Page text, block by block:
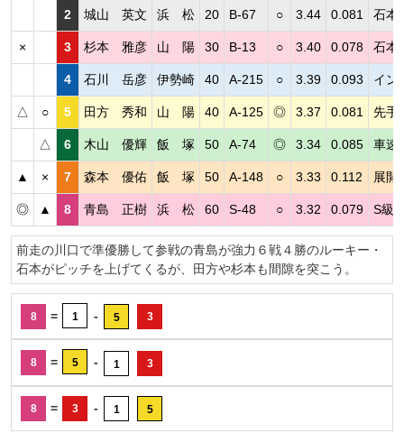
2 城山 英文 浜 松 20 B-67 ○ 3.44 0.081 石本
× 3 杉本 雅彦 山 陽 30 B-13 ○ 3.40 0.078 石本
4 石川 岳彦 伊勢崎 40 A-215 ○ 3.39 0.093 イン
△ ○ 5 田方 秀和 山 陽 40 A-125 ◎ 3.37 0.081 先手
△ 6 木山 優輝 飯 塚 50 A-74 ◎ 3.34 0.085 車速
▲ × 7 森本 優佑 飯 塚 50 A-148 ○ 3.33 0.112 展開
◎ ▲ 8 青島 正樹 浜 松 60 S-48 ○ 3.32 0.079 S級
前走の川口で準優勝して参戦の青島が強力６戦４勝のルーキー・
石本がピッチを上げてくるが、田方や杉本も間隙を突こう。
8 = 1 - 5 3
8 = 5 - 1 3
8 = 3 - 1 5